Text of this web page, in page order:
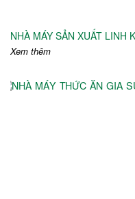
NHÀ MÁY SẢN XUẤT LINH
Xem thêm